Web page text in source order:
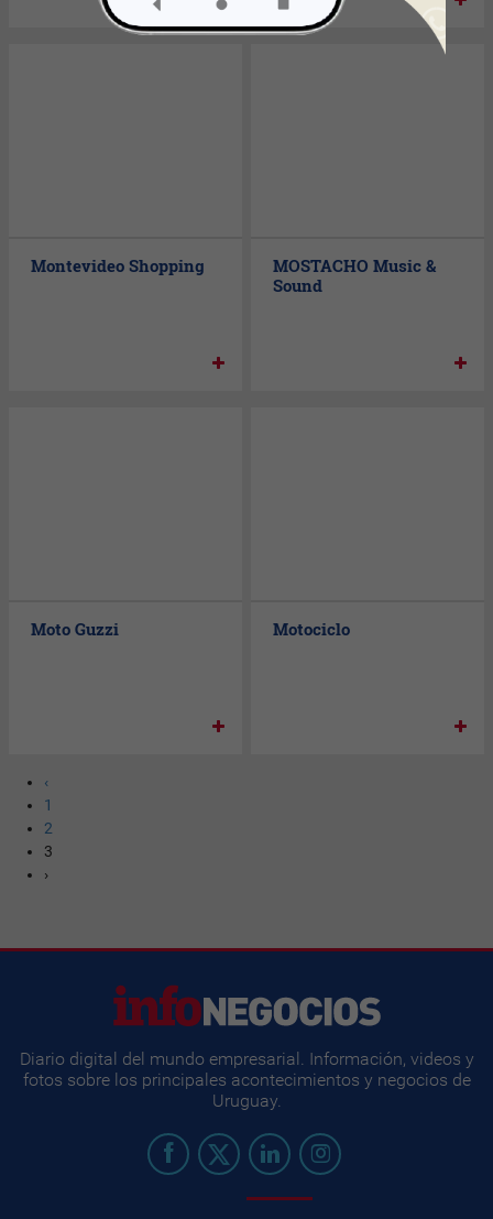
Montevideo Shopping
MOSTACHO Music &
Sound
Moto Guzzi Motociclo
‹
1
2
3
›
Diario digital del mundo empresarial. Información, videos y
fotos sobre los principales acontecimientos y negocios de
Uruguay.